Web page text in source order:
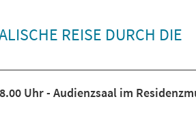
REISE DURCH DIE
Uhr - Audienzsaal im